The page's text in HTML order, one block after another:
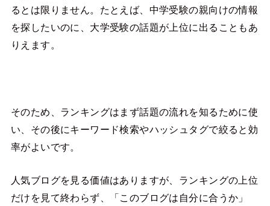
るとは限りません。たとえば、中学受験の親向けの情報
を探したいのに、大学受験の話題が上位に出ることもあ
りえます。
そのため、ランキングはまず話題の流れを知るために使
い、その後にキーワード検索やハッシュタグで絞ると効
率がよいです。
人気ブログを見る価値はありますが、ランキングの上位
だけを見て終わらず、「このブログは自分に合うか」